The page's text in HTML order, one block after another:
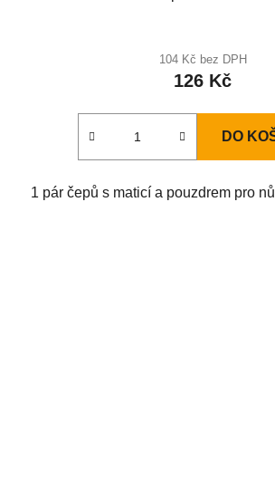
104 Kč bez DPH
126 Kč
DO
1 pár čepů s maticí a pouzdrem pro